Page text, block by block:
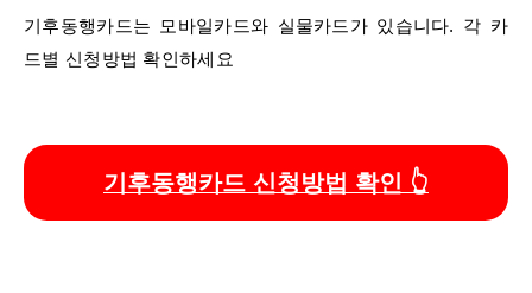
기후동행카드는 모바일카드와 실물카드가 있습니다. 각 카
드별 신청방법 확인하세요
기후동행카드 신청방법 확인 👆